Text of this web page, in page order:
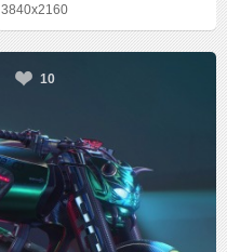
3840x2160
10